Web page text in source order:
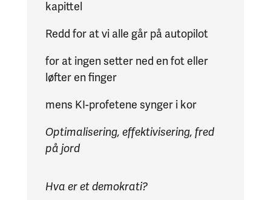
kapittel
Redd for at vi alle går på autopilot
for at ingen setter ned en fot eller
løfter en finger
mens KI-profetene synger i kor
Optimalisering, effektivisering, fred
på jord
Hva er et demokrati?